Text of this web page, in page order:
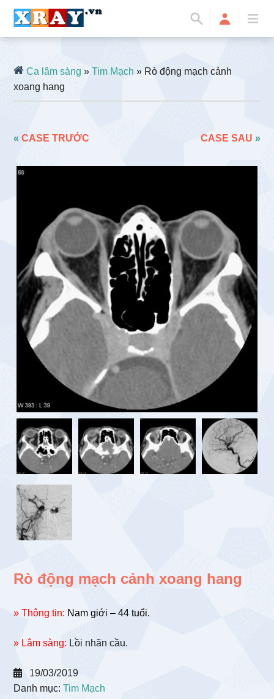
Ca lâm sàng »Tim Mạch » Rò động mạch cảnh
xoang hang
«CASE TRƯỚC CASE SAU »
Rò động mạch cảnh xoang hang
» Thông tin: Nam giới – 44 tuổi.
» Lâm sàng: Lồi nhãn cầu.
19/03/2019
Danh mục:Tim Mạch